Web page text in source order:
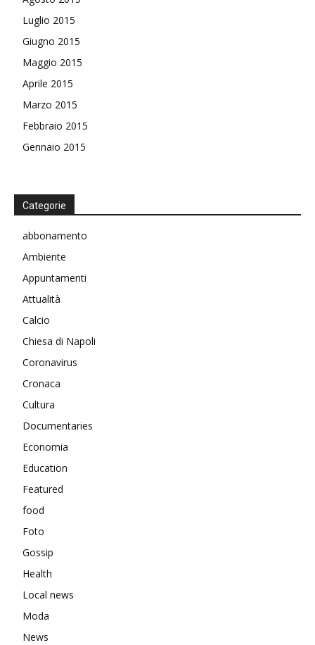
Luglio 2015
Giugno 2015
Maggio 2015
Aprile 2015
Marzo 2015
Febbraio 2015
Gennaio 2015
Categorie
abbonamento
Ambiente
Appuntamenti
Attualità
Calcio
Chiesa di Napoli
Coronavirus
Cronaca
Cultura
Documentaries
Economia
Education
Featured
food
Foto
Gossip
Health
Local news
Moda
News